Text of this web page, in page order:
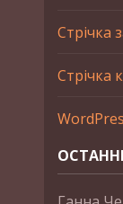
Стрічка
Стрічка